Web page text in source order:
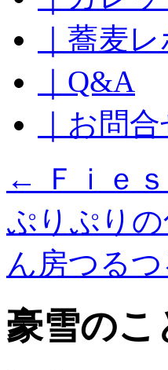
｜蕎麦
｜Q&A
｜お問
←
Ｆｉｅ
ぷりぷり
ん房つる
豪雪のこ